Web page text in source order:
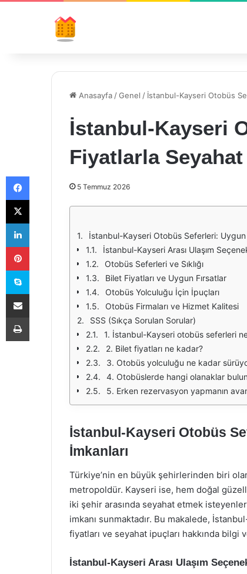
Anasayfa /Genel / İstanbul-Kayseri Otobüs
İstanbul-Kayseri
Fiyatlarla Seyahat
5 Temmuz 2026
İstanbul-Kayseri Otobüs Seferleri:
İstanbul-Kayseri Arası Ulaşım
Otobüs Seferleri ve Sıklığı
Bilet Fiyatları ve Uygun Fırsatlar
Otobüs Yolculuğu İçin İpuçları
Otobüs Firmaları ve Hizmet Kalitesi
SSS (Sıkça Sorulan Sorular)
1. İstanbul-Kayseri otobüs seferleri
2. Bilet fiyatları ne kadar?
3. Otobüs yolculuğu ne kadar
4. Otobüslerde hangi olanaklar
5. Erken rezervasyon yapmanın
İstanbul-Kayseri Otobüs
İmkanları
Türkiye’nin en büyük şehirlerinden biri
metropoldür. Kayseri ise, hem doğal
iki şehir arasında seyahat etmek
imkanı sunmaktadır. Bu makalede,
fiyatları ve seyahat ipuçları hakkında bilgi
İstanbul-Kayseri Arası Ulaşım
Facebook
X
LinkedIn
Pinterest
Skype
E-Posta ile paylaş